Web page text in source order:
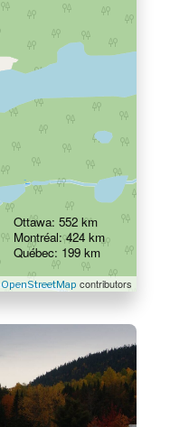
OpenStreetMap contributors
Ottawa: 552 km
Montréal: 424 km
Québec: 199 km